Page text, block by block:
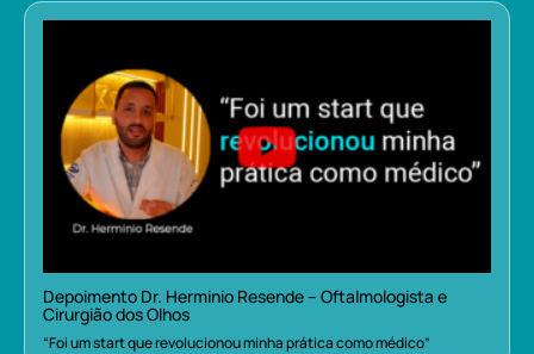
Depoimento Dr. Herminio Resende – Oftalmologista e
Cirurgião dos Olhos
“Foi um start que revolucionou minha prática como médico”